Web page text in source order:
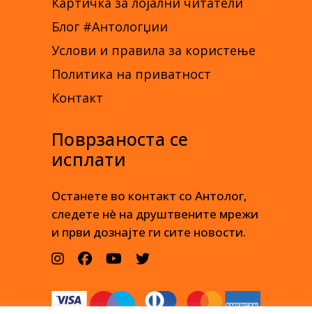
Блог #Антологџии
Услови и правила за користење
Политика на приватност
Контакт
Поврзаноста се
исплати
Останете во контакт со Антолог,
следете нè на друштвените мрежи
и први дознајте ги сите новости.